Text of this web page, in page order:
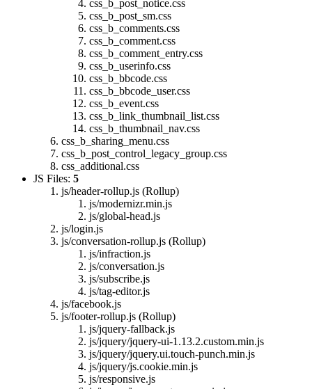
css_b_post_notice.css
css_b_post_sm.css
css_b_comments.css
css_b_comment.css
css_b_comment_entry.css
css_b_userinfo.css
css_b_bbcode.css
css_b_bbcode_user.css
css_b_event.css
css_b_link_thumbnail_list.css
css_b_thumbnail_nav.css
css_b_sharing_menu.css
css_b_post_control_legacy_group.css
css_additional.css
JS Files: 5
js/header-rollup.js (Rollup)
js/modernizr.min.js
js/global-head.js
js/login.js
js/conversation-rollup.js (Rollup)
js/infraction.js
js/conversation.js
js/subscribe.js
js/tag-editor.js
js/facebook.js
js/footer-rollup.js (Rollup)
js/jquery-fallback.js
js/jquery/jquery-ui-1.13.2.custom.min.js
js/jquery/jquery.ui.touch-punch.min.js
js/jquery/js.cookie.min.js
js/responsive.js